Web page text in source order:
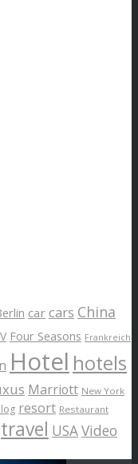
car cars China
Four Seasons Frankreich
Hotel hotels
Marriott New York
resort Restaurant
travel USAVideo